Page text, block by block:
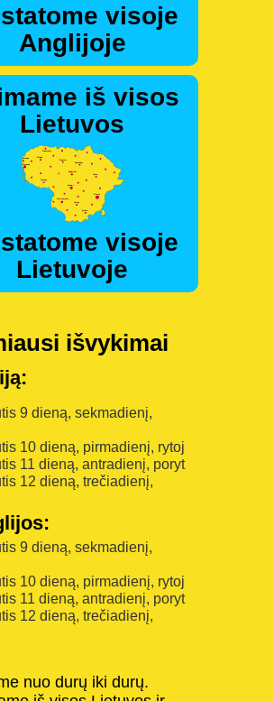
visoje
Anglijoje
iš visos
Lietuvos
visoje
Lietuvoje
išvykimai
9 dieną, sekmadienį,
10 dieną, pirmadienį, rytoj
11 dieną, antradienį, poryt
12 dieną, trečiadienį,
9 dieną, sekmadienį,
10 dieną, pirmadienį, rytoj
11 dieną, antradienį, poryt
12 dieną, trečiadienį,
nuo durų iki durų.